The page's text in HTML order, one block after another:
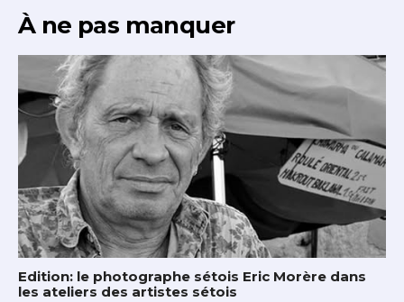
À ne pas manquer
Edition: le photographe sétois Eric Morère dans
les ateliers des artistes sétois